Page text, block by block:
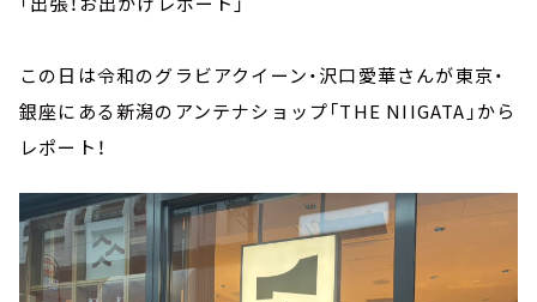
この日は令和のグラビアクイーン・沢口愛華さんが東京・
銀座にある新潟のアンテナショップ「THE NIIGATA」から
レポート！